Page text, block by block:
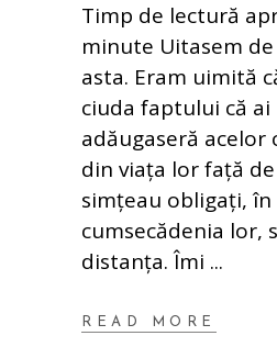
Timp de lectură
minute Uitasem
asta. Eram uimită
ciuda faptului că ai
adăugaseră acelor
din viața lor față
simțeau obligați, în
cumsecădenia lor,
distanța. Îmi
READ MORE